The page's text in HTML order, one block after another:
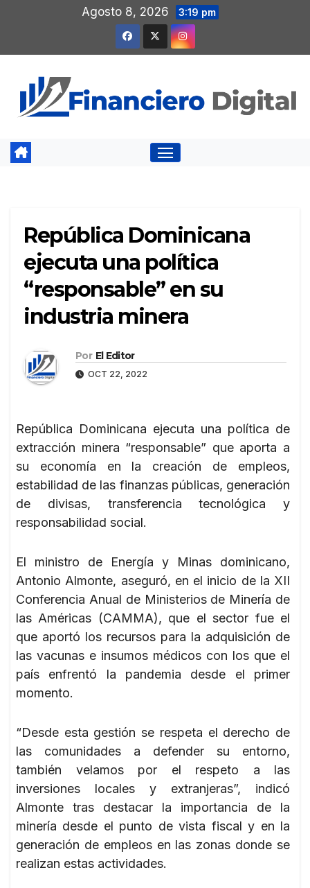
contenido
Agosto 8, 2026 3:19 pm
República Dominicana
ejecuta una política
“responsable” en su
industria minera
Por El Editor
OCT 22, 2022
República Dominicana ejecuta una política de
extracción minera “responsable” que aporta a
su economía en la creación de empleos,
estabilidad de las finanzas públicas, generación
de divisas, transferencia tecnológica y
responsabilidad social.
El ministro de Energía y Minas dominicano,
Antonio Almonte, aseguró, en el inicio de la XII
Conferencia Anual de Ministerios de Minería de
las Américas (CAMMA), que el sector fue el
que aportó los recursos para la adquisición de
las vacunas e insumos médicos con los que el
país enfrentó la pandemia desde el primer
momento.
“Desde esta gestión se respeta el derecho de
las comunidades a defender su entorno,
también velamos por el respeto a las
inversiones locales y extranjeras”, indicó
Almonte tras destacar la importancia de la
minería desde el punto de vista fiscal y en la
generación de empleos en las zonas donde se
realizan estas actividades.